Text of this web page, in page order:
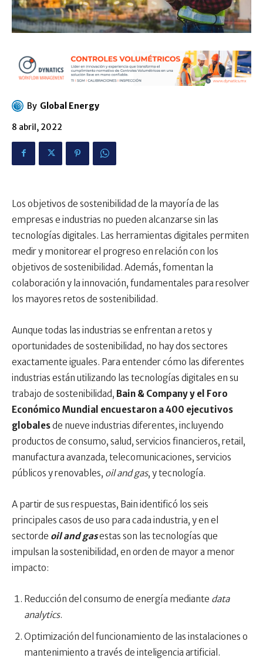
By Global Energy
8 abril, 2022
Los objetivos de sostenibilidad de la mayoría de las
empresas e industrias no pueden alcanzarse sin las
tecnologías digitales. Las herramientas digitales permiten
medir y monitorear el progreso en relación con los
objetivos de sostenibilidad. Además, fomentan la
colaboración y la innovación, fundamentales para resolver
los mayores retos de sostenibilidad.
Aunque todas las industrias se enfrentan a retos y
oportunidades de sostenibilidad, no hay dos sectores
exactamente iguales. Para entender cómo las diferentes
industrias están utilizando las tecnologías digitales en su
trabajo de sostenibilidad, Bain & Company y el Foro
Económico Mundial encuestaron a 400 ejecutivos
globalesde nueve industrias diferentes, incluyendo
productos de consumo, salud, servicios financieros, retail,
manufactura avanzada, telecomunicaciones, servicios
públicos y renovables, oil and gas, y tecnología.
A partir de sus respuestas, Bain identificó los seis
principales casos de uso para cada industria, y en el
sectorde oil and gasestas son las tecnologías que
impulsan la sostenibilidad, en orden de mayor a menor
impacto:
Reducción del consumo de energía mediante data
analytics.
Optimización del funcionamiento de las instalaciones o
mantenimiento a través de inteligencia artificial.